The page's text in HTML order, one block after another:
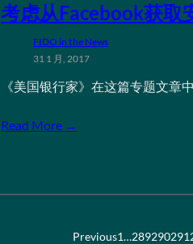
考虑从Facebook获取
FIDO in the News
31 1 月, 2017
《美国银行家》在这篇专题文章
Read More →
Previous1…289290291